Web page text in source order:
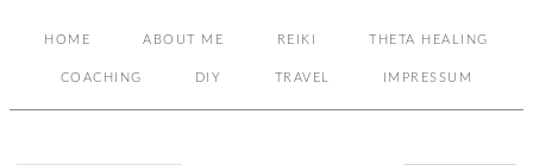
HOME ABOUT ME REIKI THETA HEALING
COACHING DIY TRAVEL IMPRESSUM